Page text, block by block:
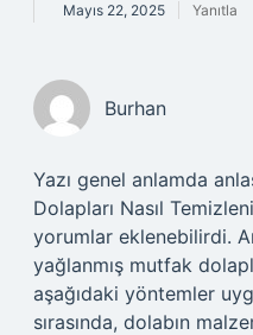
Mayıs 22, 2025 Yanıtla
Burhan
Yazı genel anlamda
Dolapları Nasıl
yorumlar eklenebilirdi.
yağlanmış mutfak
aşağıdaki yöntemler
sırasında, dolabın